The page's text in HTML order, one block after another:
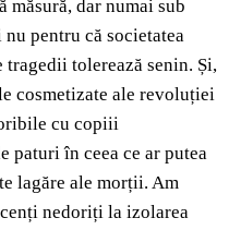
măsură, dar numai sub
pentru că societatea
tragedii tolerează senin. Și,
cosmetizate ale revoluției
cu copiii
paturi în ceea ce ar putea
lagăre ale morții. Am
nedoriți la izolarea